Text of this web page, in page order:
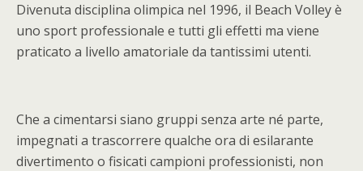
Divenuta disciplina olimpica nel 1996, il Beach Volley è
uno sport professionale e tutti gli effetti ma viene
praticato a livello amatoriale da tantissimi utenti.
Che a cimentarsi siano gruppi senza arte né parte,
impegnati a trascorrere qualche ora di esilarante
divertimento o fisicati campioni professionisti, non